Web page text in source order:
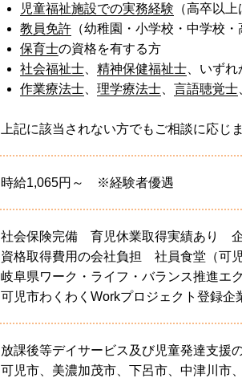
児童福祉施設での実務経験 （高卒以
教員免許 （幼稚園・小学校・中学校
保育士の資格を有する方
社会福祉士
精神保健福祉士 、いず
作業療法士
理学療法士 言語聴覚士
上記に該当されない方でもご相談に応じ
時給1,065円～ ※経験者優遇
社会保険完備 育児休業取得実績あり
資格取得費用の会社負担 社員食堂（可
岐阜県ワーク・ライフ・バランス推進エ
可児市わくわくWorkプロジェクト登録企
放課後等デイサービス及び児童発達支援
可児市、美濃加茂市、下呂市、中津川市